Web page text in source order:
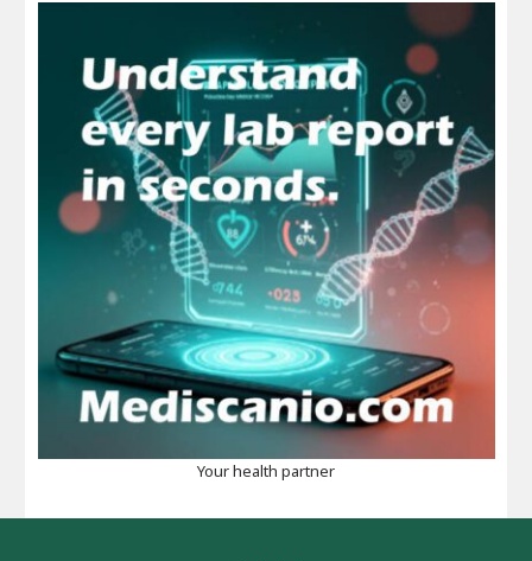
Your health partner